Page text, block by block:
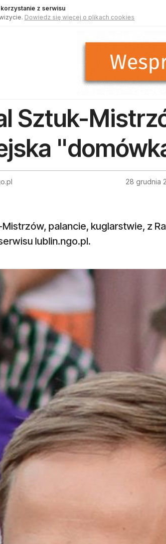
z serwisu
Dowiedz się więcej o plikach cookies
Sztuk-
28 grudnia
palancie, kuglarstwie, z
lublin.ngo.pl.